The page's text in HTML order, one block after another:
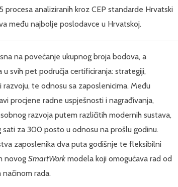
analiziranih kroz CEP standarde Hrvatski
među najbolje poslodavce u Hrvatskoj.
na povećanje ukupnog broja bodova, a
svih pet područja certificiranja: strategiji,
razvoju, te odnosu sa zaposlenicima. Među
procjene radne uspješnosti i nagrađivanja,
razvoja putem različitih modernih sustava,
za 300 posto u odnosu na prošlu godinu.
zaposlenika dva puta godišnje te fleksibilni
novog SmartWork modela koji omogućava rad od
rada.